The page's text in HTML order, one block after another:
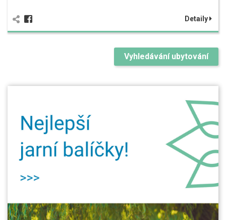
Detaily
Vyhledávání ubytování